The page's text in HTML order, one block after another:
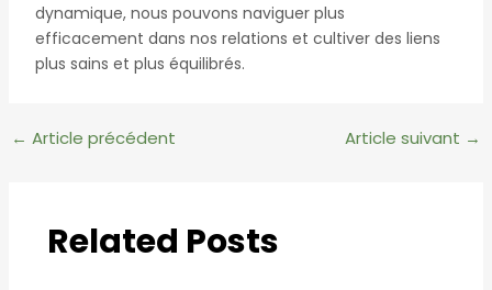
dynamique, nous pouvons naviguer plus
efficacement dans nos relations et cultiver des liens
plus sains et plus équilibrés.
Navigation
← Article précédent Article suivant →
Related Posts